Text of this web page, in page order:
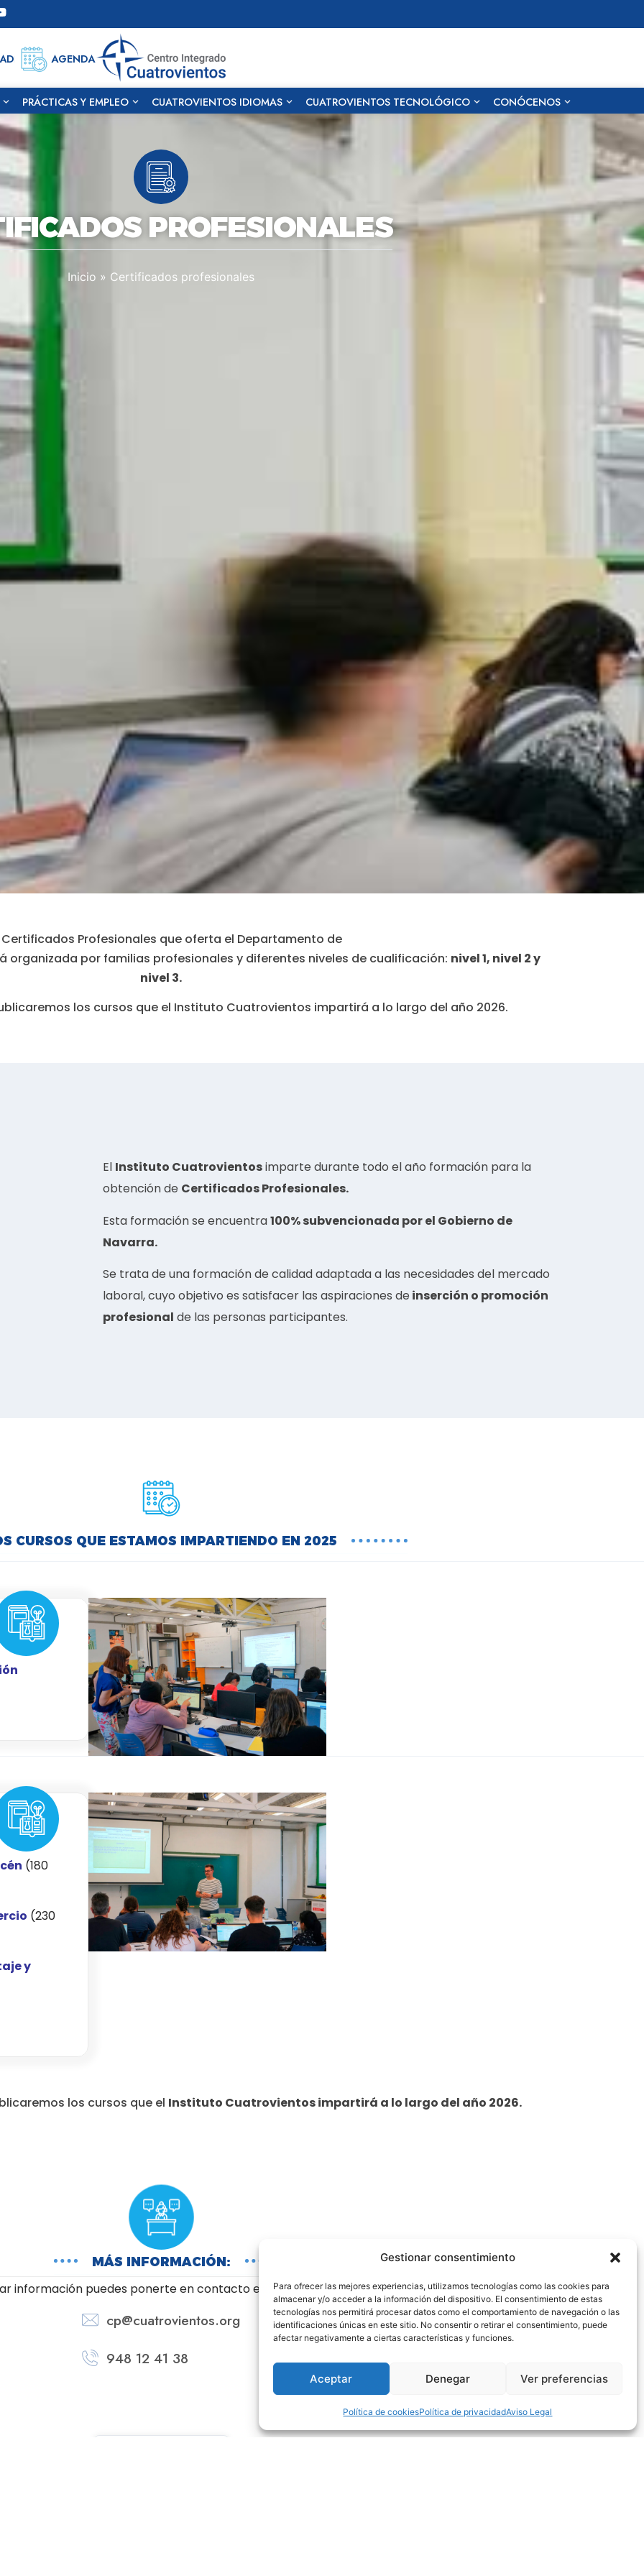
Gestionar consentimiento
Para ofrecer las mejores experiencias, utilizamos tecnologías como las cookies para
almacenar y/o acceder a la información del dispositivo. El consentimiento de estas
tecnologías nos permitirá procesar datos como el comportamiento de navegación o las
identificaciones únicas en este sitio. No consentir o retirar el consentimiento, puede
afectar negativamente a ciertas características y funciones.
Aceptar Denegar Ver preferencias
Política de cookiesPolítica de privacidadAviso Legal
AGENDA
PRÁCTICAS Y EMPLEO CUATROVIENTOS IDIOMAS CUATROVIENTOS TECNOLÓGICO CONÓCENOS
PROFESIONALES
Inicio » Certificados profesionales
Certificados Profesionales que oferta el Departamento de
organizada por familias profesionales y diferentes niveles de cualificación: nivel 1, nivel 2 y
nivel 3.
los cursos que el Instituto Cuatrovientos impartirá a lo largo del año 2026.
El Instituto Cuatrovientosimparte durante todo el año formación para la
obtención de Certificados Profesionales.
Esta formación se encuentra100% subvencionada por el Gobierno de
Navarra.
Se trata de una formación de calidad adaptada a las necesidades del mercado
laboral, cuyo objetivo es satisfacer las aspiraciones de inserción o promoción
profesional de las personas participantes.
CURSOS QUE ESTAMOS IMPARTIENDO EN 2025
(180
(230
y
los cursos que el Instituto Cuatrovientos impartirá a lo largo del año 2026.
MÁS INFORMACIÓN:
información puedes ponerte en contacto en el correo y teléfono:
cp@cuatrovientos.org
948 12 41 38